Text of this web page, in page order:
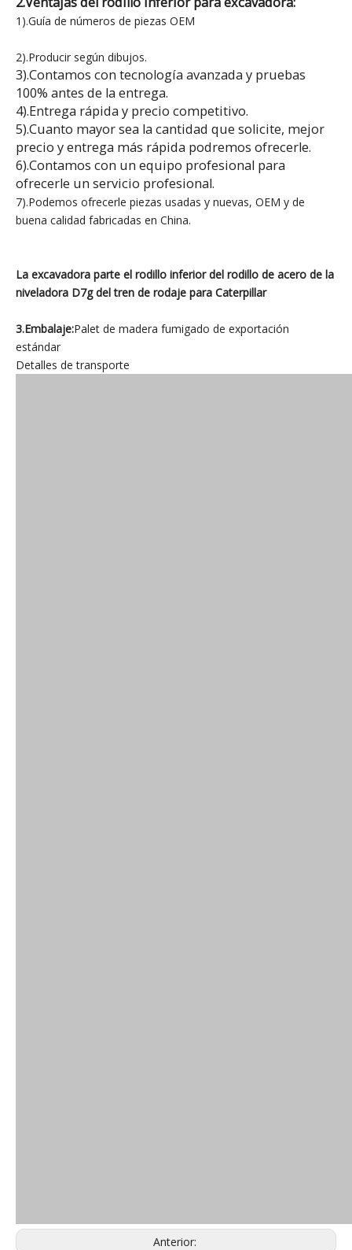
1).Guía de números de piezas OEM
2).Producir según dibujos.
3).Contamos con tecnología avanzada y pruebas
100% antes de la entrega.
4).Entrega rápida y precio competitivo.
5).Cuanto mayor sea la cantidad que solicite, mejor
precio y entrega más rápida podremos ofrecerle.
6).Contamos con un equipo profesional para
ofrecerle un servicio profesional.
7).Podemos ofrecerle piezas usadas y nuevas, OEM y de
buena calidad fabricadas en China.
La excavadora parte el rodillo inferior del rodillo de acero de la
niveladora D7g del tren de rodaje para Caterpillar
3.Embalaje:Palet de madera fumigado de exportación
estándar
Detalles de transporte
Anterior: